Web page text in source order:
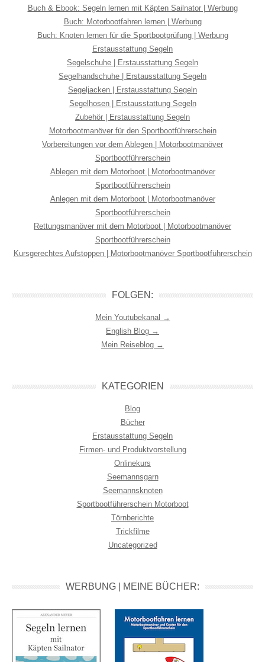
Buch & Ebook: Segeln lernen mit Käpten Sailnator | Werbung
Buch: Motorbootfahren lernen | Werbung
Buch: Knoten lernen für die Sportbootprüfung | Werbung
Erstausstattung Segeln
Segelschuhe | Erstausstattung Segeln
Segelhandschuhe | Erstausstattung Segeln
Segeljacken | Erstausstattung Segeln
Segelhosen | Erstausstattung Segeln
Zubehör | Erstausstattung Segeln
Motorbootmanöver für den Sportbootführerschein
Vorbereitungen vor dem Ablegen | Motorbootmanöver
Sportbootführerschein
Ablegen mit dem Motorboot | Motorbootmanöver
Sportbootführerschein
Anlegen mit dem Motorboot | Motorbootmanöver
Sportbootführerschein
Rettungsmanöver mit dem Motorboot | Motorbootmanöver
Sportbootführerschein
Kursgerechtes Aufstoppen | Motorbootmanöver Sportbootführerschein
FOLGEN:
Mein Youtubekanal →
English Blog →
Mein Reiseblog →
KATEGORIEN
Blog
Bücher
Erstausstattung Segeln
Firmen- und Produktvorstellung
Onlinekurs
Seemannsgarn
Seemannsknoten
Sportbootführerschein Motorboot
Törnberichte
Trickfilme
Uncategorized
WERBUNG | MEINE BÜCHER: